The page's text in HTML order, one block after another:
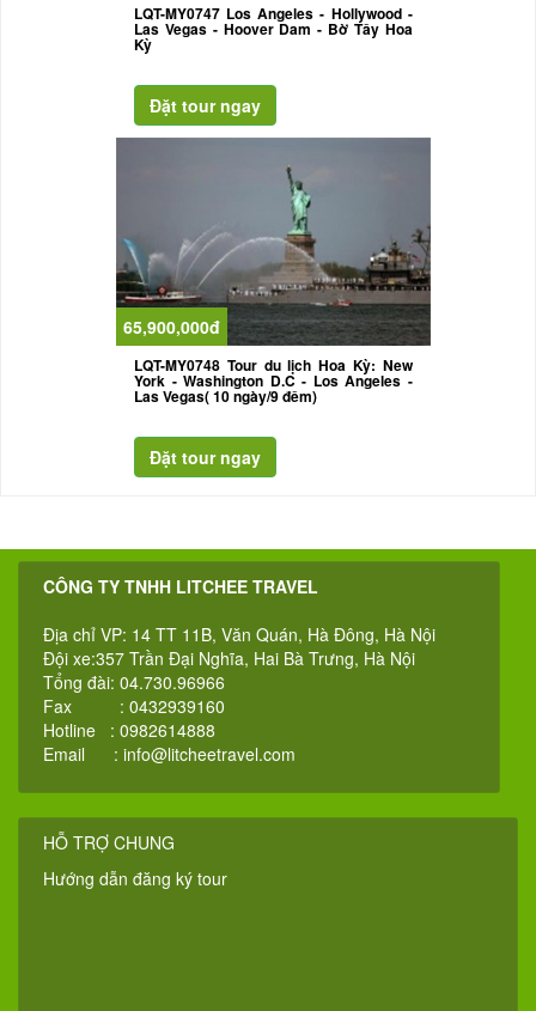
LQT-MY0747 Los Angeles - Hollywood -
Las Vegas - Hoover Dam - Bờ Tây Hoa
Kỳ
65,900,000đ
LQT-MY0748 Tour du lịch Hoa Kỳ: New
York - Washington D.C - Los Angeles -
Las Vegas( 10 ngày/9 đêm)
CÔNG TY TNHH LITCHEE TRAVEL
Địa chỉ VP: 14 TT 11B, Văn Quán, Hà Đông, Hà Nội
Đội xe:357 Trần Đại Nghĩa, Hai Bà Trưng, Hà Nội
Tổng đài: 04.730.96966
Fax : 0432939160
Hotline : 0982614888
Email : info@litcheetravel.com
HỖ TRỢ CHUNG
Hướng dẫn đăng ký tour